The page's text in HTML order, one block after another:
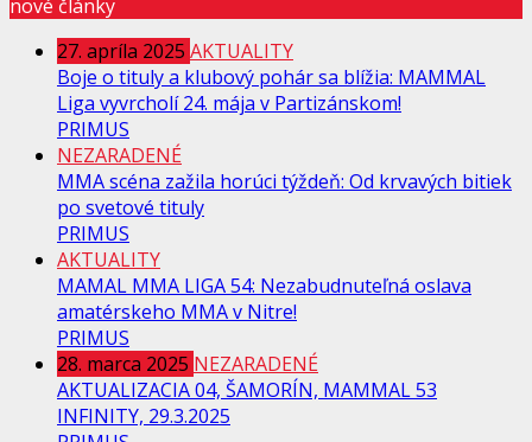
nové články
27. apríla 2025 AKTUALITY
Boje o tituly a klubový pohár sa blížia: MAMMAL
Liga vyvrcholí 24. mája v Partizánskom!
PRIMUS
NEZARADENÉ
MMA scéna zažila horúci týždeň: Od krvavých bitiek
po svetové tituly
PRIMUS
AKTUALITY
MAMAL MMA LIGA 54: Nezabudnuteľná oslava
amatérskeho MMA v Nitre!
PRIMUS
28. marca 2025 NEZARADENÉ
AKTUALIZACIA 04, ŠAMORÍN, MAMMAL 53
INFINITY, 29.3.2025